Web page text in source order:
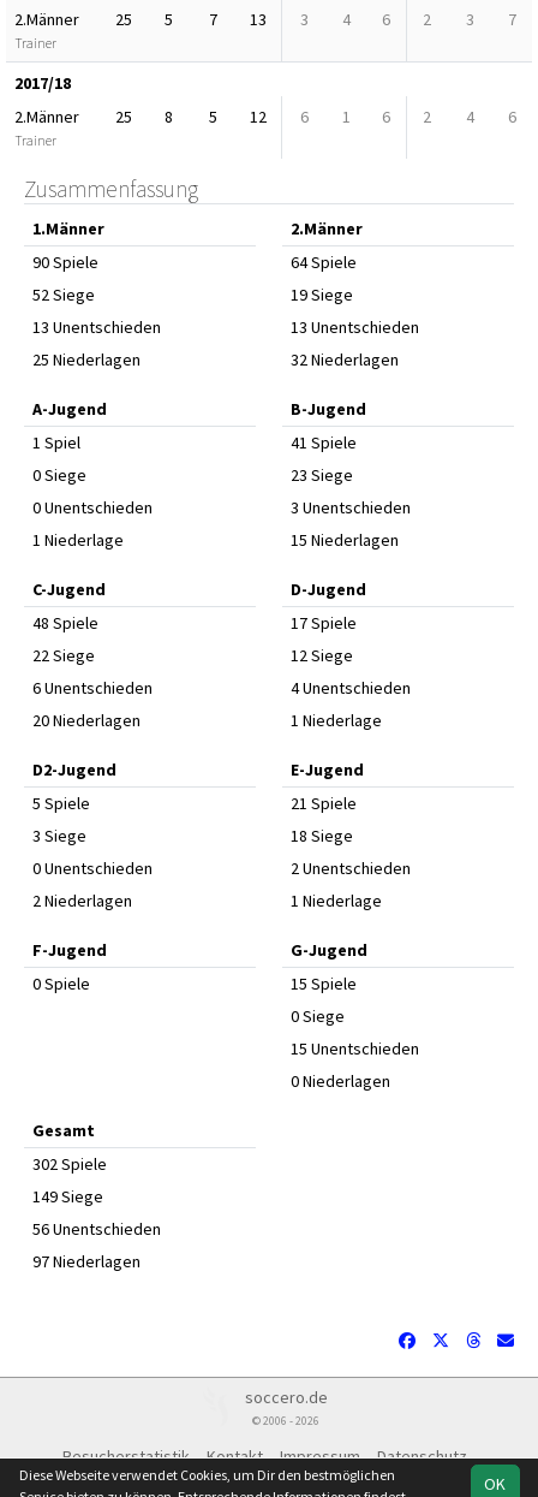
2.Männer
Trainer
25 5 7 13 3 4 6 2 3 7
2017/18
2.Männer
Trainer
25 8 5 12 6 1 6 2 4 6
Zusammenfassung
1.Männer
90 Spiele
52 Siege
13 Unentschieden
25 Niederlagen
2.Männer
64 Spiele
19 Siege
13 Unentschieden
32 Niederlagen
A-Jugend
1 Spiel
0 Siege
0 Unentschieden
1 Niederlage
B-Jugend
41 Spiele
23 Siege
3 Unentschieden
15 Niederlagen
C-Jugend
48 Spiele
22 Siege
6 Unentschieden
20 Niederlagen
D-Jugend
17 Spiele
12 Siege
4 Unentschieden
1 Niederlage
D2-Jugend
5 Spiele
3 Siege
0 Unentschieden
2 Niederlagen
E-Jugend
21 Spiele
18 Siege
2 Unentschieden
1 Niederlage
F-Jugend
0 Spiele
G-Jugend
15 Spiele
0 Siege
15 Unentschieden
0 Niederlagen
Gesamt
302 Spiele
149 Siege
56 Unentschieden
97 Niederlagen
soccero.de
© 2006 - 2026
Besucherstatistik Kontakt Impressum
Datenschutz
OK
Diese Webseite verwendet Cookies, um Dir den bestmöglichen